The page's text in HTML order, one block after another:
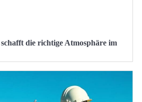
die richtige Atmosphäre im